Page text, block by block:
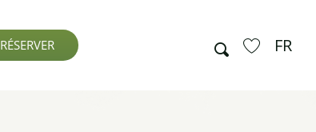
Recherche FR
RÉSERVER